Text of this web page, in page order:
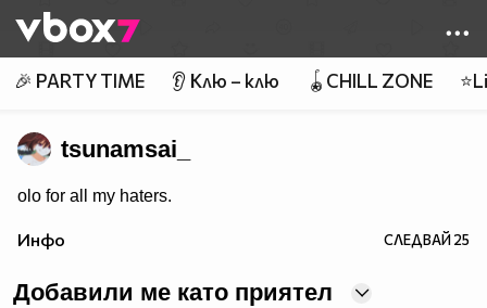
👾
🎉 PARTY TIME 👂 Клю – клю 🪀CHILL ZONE
tsunamsai_
olo for all my haters.
Инфо СЛЕДВАЙ25
Добавили ме като приятел